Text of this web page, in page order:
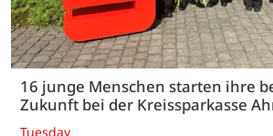
16 junge Menschen starten ihre
Zukunft bei der Kreissparkasse
Tuesday